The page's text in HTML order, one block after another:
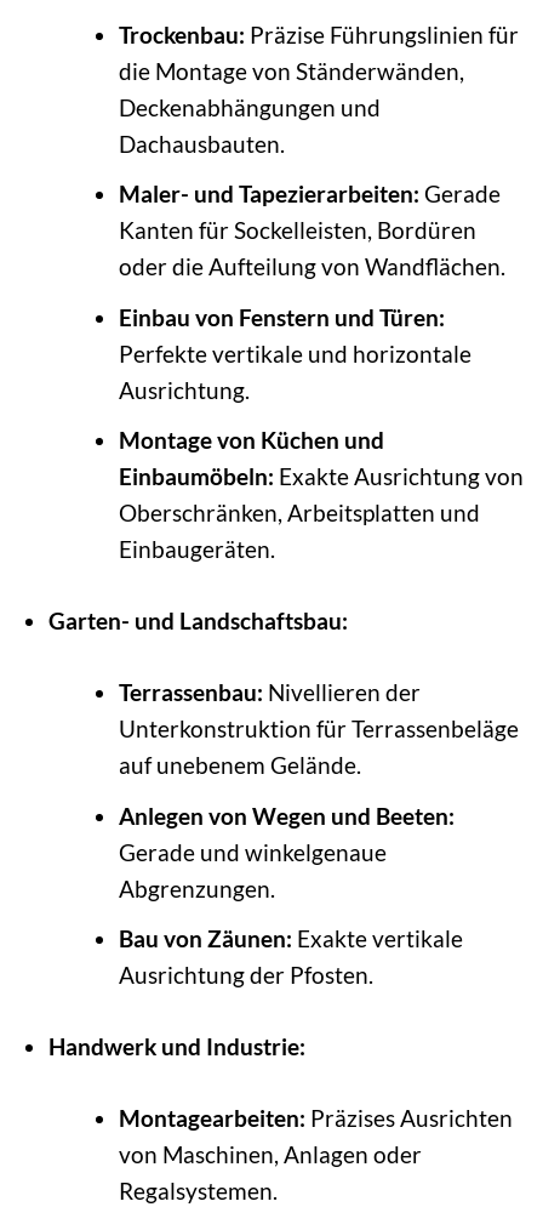
Trockenbau: Präzise Führungslinien für
die Montage von Ständerwänden,
Deckenabhängungen und
Dachausbauten.
Maler- und Tapezierarbeiten: Gerade
Kanten für Sockelleisten, Bordüren
oder die Aufteilung von Wandflächen.
Einbau von Fenstern und Türen:
Perfekte vertikale und horizontale
Ausrichtung.
Montage von Küchen und
Einbaumöbeln: Exakte Ausrichtung von
Oberschränken, Arbeitsplatten und
Einbaugeräten.
Garten- und Landschaftsbau:
Terrassenbau: Nivellieren der
Unterkonstruktion für Terrassenbeläge
auf unebenem Gelände.
Anlegen von Wegen und Beeten:
Gerade und winkelgenaue
Abgrenzungen.
Bau von Zäunen: Exakte vertikale
Ausrichtung der Pfosten.
Handwerk und Industrie:
Montagearbeiten: Präzises Ausrichten
von Maschinen, Anlagen oder
Regalsystemen.